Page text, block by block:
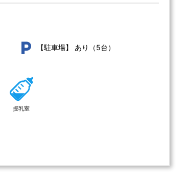
【駐車場】 あり（5台）
授乳室